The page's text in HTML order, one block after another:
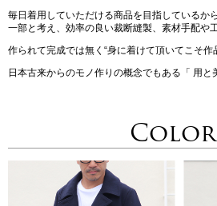
毎日着用していただける商品を目指しているか
一部と考え、効率の良い裁断縫製、素材手配や
作られて完成では無く“身に着けて頂いてこそ作
日本古来からのモノ作りの概念でもある「 用と